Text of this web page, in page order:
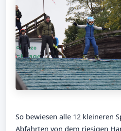
So bewiesen alle 12 kleineren
Abfahrten von dem riesigen